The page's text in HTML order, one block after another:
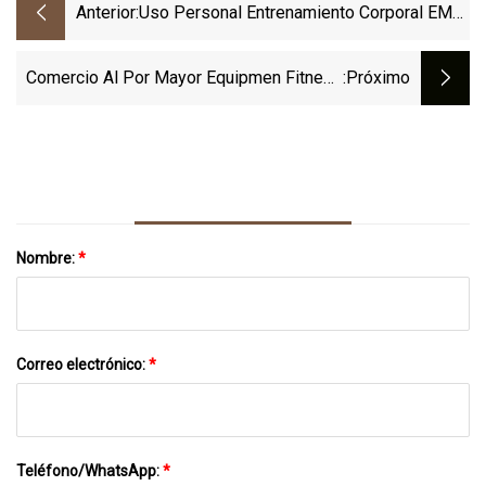
Anterior:Uso Personal Entrenamiento Corporal EMS
Muscular Electrónico Para Bajar De Peso
Comercio Al Por Mayor Equipmen Fitness :próximo
Nombre:*
Correo electrónico:*
Teléfono/WhatsApp:*